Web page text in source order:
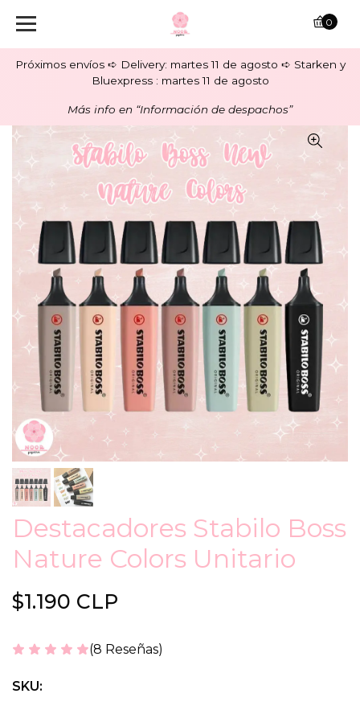
Próximos envíos ➪ Delivery: martes 11 de agosto ➪ Starken y
Bluexpress : martes 11 de agosto
Más info en “Información de despachos”
0
Destacadores Stabilo Boss
Nature Colors Unitario
$1.190 CLP
(8 Reseñas)
SKU: